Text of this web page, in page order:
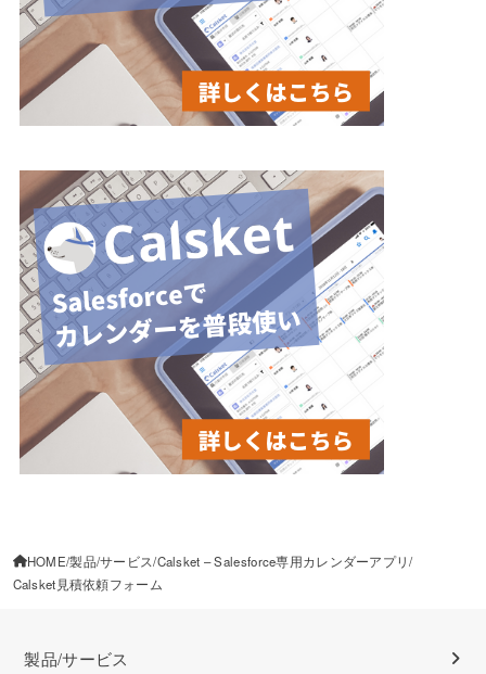
HOME 製品/サービス Calsket – Salesforce専用カレンダーアプリ
Calsket見積依頼フォーム
製品/サービス